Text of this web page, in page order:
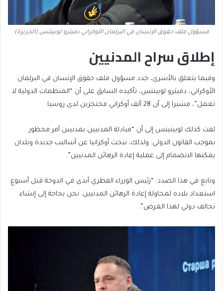
مسؤول ملف حقوق الإنسان في البرلمان الأوكراني دميترو لوبينتس (الجزيرة)
إطلاق سراح المدنيين
وفيما يتعلق بالأسرى، جدد مسؤول ملف حقوق الإنسان في البرلمان
الأوكراني، دميترو لوبينتس، تأكيده السابق على أن “المنظمات الدولية لا
تعمل”، مشيرا إلى أن 28 ألف أوكراني محتجزين لدى روسيا.
لفت كذلك لوبينيتس إلى أن “مبادلة المدنيين بمدنيين أمر محظور
بموجب القانون الدولي. ولذلك، تبحث أوكرانيا عن أساليب جديدة وبلدان
يمكنها الانضمام إلى عملية إعادة الرهائن المدنيين”.
وتابع في هذا الصدد: “رئيس الوزراء القطري أبدى في الدوحة قبل أسبوع
استعداد بلاده لمحاولة إعادة الرهائن المدنيين. نحن بحاجة إلى إنشاء
تحالف دولي لهذا الغرض”.